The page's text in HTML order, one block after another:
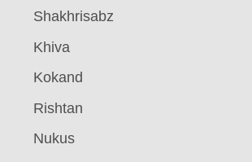
Shakhrisabz
Khiva
Kokand
Rishtan
Nukus